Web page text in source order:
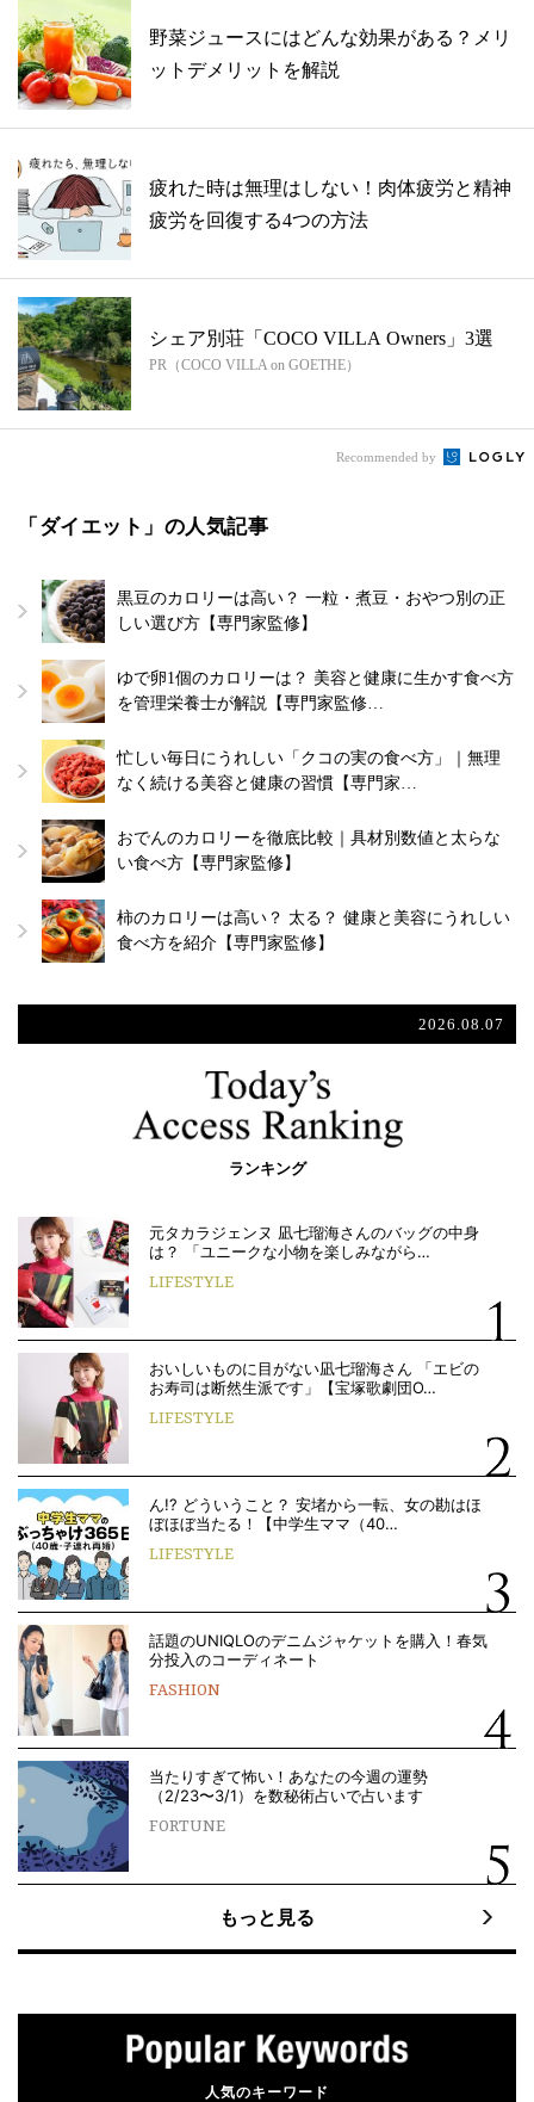
野菜ジュースにはどんな効果がある？メリ
ットデメリットを解説
疲れた時は無理はしない！肉体疲労と精神
疲労を回復する4つの方法
シェア別荘「COCO VILLA Owners」3選
PR（COCO VILLA on GOETHE）
Recommended by
「ダイエット」の人気記事
黒豆のカロリーは高い？ 一粒・煮豆・おやつ別の正
しい選び方【専門家監修】
ゆで卵1個のカロリーは？ 美容と健康に生かす食べ方
を管理栄養士が解説【専門家監修…
忙しい毎日にうれしい「クコの実の食べ方」｜無理
なく続ける美容と健康の習慣【専門家…
おでんのカロリーを徹底比較｜具材別数値と太らな
い食べ方【専門家監修】
柿のカロリーは高い？ 太る？ 健康と美容にうれしい
食べ方を紹介【専門家監修】
2026.08.07
ランキング
元タカラジェンヌ 凪七瑠海さんのバッグの中身
は？ 「ユニークな小物を楽しみながら…
LIFESTYLE
おいしいものに目がない凪七瑠海さん 「エビの
お寿司は断然生派です」【宝塚歌劇団O…
LIFESTYLE
ん!? どういうこと？ 安堵から一転、女の勘はほ
ぼほぼ当たる！【中学生ママ（40…
LIFESTYLE
話題のUNIQLOのデニムジャケットを購入！春気
分投入のコーディネート
FASHION
当たりすぎて怖い！あなたの今週の運勢
（2/23〜3/1）を数秘術占いで占います
FORTUNE
もっと見る
人気のキーワード